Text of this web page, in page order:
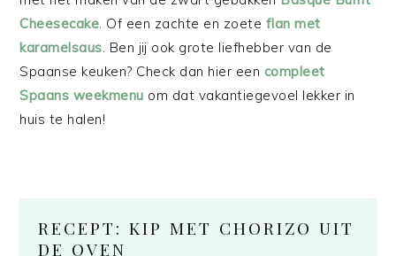
Cheesecake . Of een zachte en zoete flan met
karamelsaus . Ben jij ook grote liefhebber van de
Spaanse keuken? Check dan hier een compleet
Spaans weekmenu om dat vakantiegevoel lekker in
huis te halen!
RECEPT: KIP MET CHORIZO UIT
DE OVEN